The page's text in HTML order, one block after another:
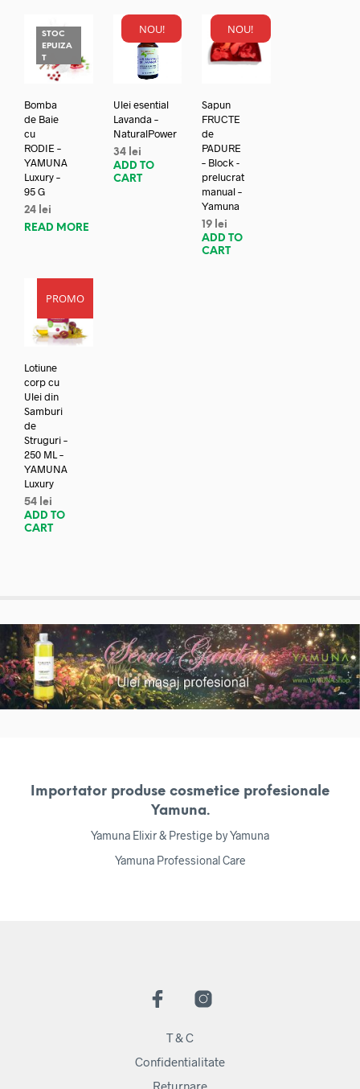
STOC
EPUIZA
T
Bomba
de Baie
cu
RODIE –
YAMUNA
Luxury –
95 G
24 lei
READ MORE
NOU!
Ulei esential
Lavanda –
NaturalPower
34 lei
ADD TO
CART
NOU!
Sapun
FRUCTE
de
PADURE
– Block -
prelucrat
manual –
Yamuna
19 lei
ADD TO
CART
PROMO
Lotiune
corp cu
Ulei din
Samburi
de
Struguri –
250 ML –
YAMUNA
Luxury
54 lei
ADD TO
CART
Importator produse cosmetice profesionale
Yamuna.
Yamuna Elixir & Prestige by Yamuna
Yamuna Professional Care
T & C
Confidentialitate
Returnare